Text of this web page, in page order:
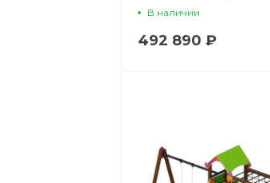
комплекс H=1200
В наличии
492 890 ₽